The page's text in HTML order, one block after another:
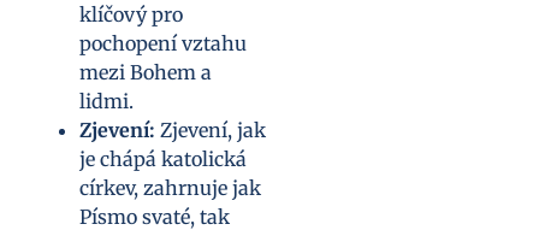
klíčový pro
pochopení vztahu
mezi Bohem a
lidmi.
Zjevení: Zjevení, jak
je chápá katolická
církev, zahrnuje jak
Písmo svaté, tak